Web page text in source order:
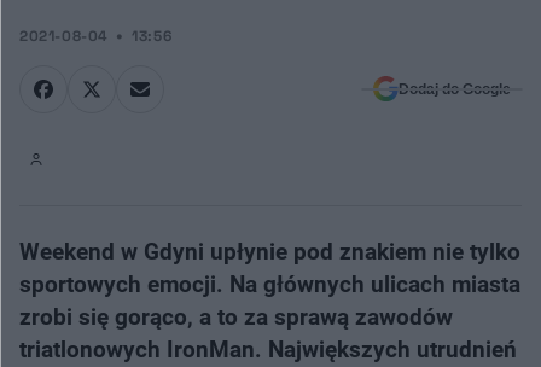
2021-08-04 13:56
Dodaj do Google
Weekend w Gdyni upłynie pod znakiem nie tylko
sportowych emocji. Na głównych ulicach miasta
zrobi się gorąco, a to za sprawą zawodów
triatlonowych IronMan. Największych utrudnień